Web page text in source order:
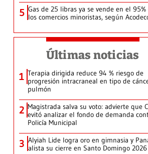
5 Gas de 25 libras ya se vende en el 95%
los comercios minoristas, según
Últimas noticias
1 Terapia dirigida reduce 94 % riesgo de
progresión intracraneal en tipo de
pulmón
2 Magistrada salva su voto: advierte que
evitó analizar el fondo de demanda
Policía Municipal
3 Alyiah Lide logra oro en gimnasia y
alista su cierre en Santo Domingo 2026